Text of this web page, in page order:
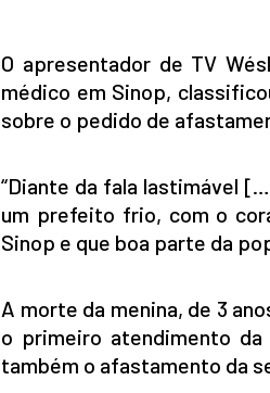
O apresentador de TV
médico em Sinop,
sobre o pedido de
“Diante da fala lastimável
um prefeito frio, com o
Sinop e que boa parte da
A morte da menina, de 3
o primeiro atendimento
também o afastamento da